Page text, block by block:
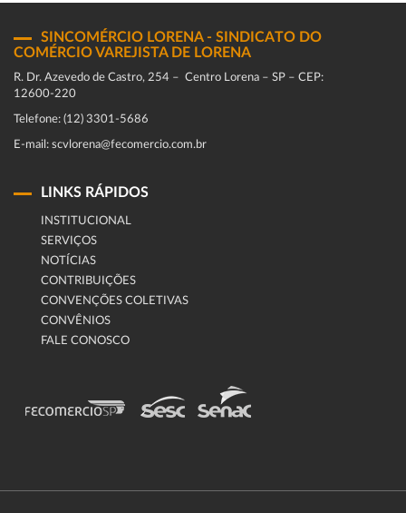
SINCOMÉRCIO LORENA - SINDICATO DO
COMÉRCIO VAREJISTA DE LORENA
R. Dr. Azevedo de Castro, 254 – Centro Lorena – SP – CEP:
12600-220
Telefone: (12) 3301-5686
E-mail: scvlorena@fecomercio.com.br
LINKS RÁPIDOS
INSTITUCIONAL
SERVIÇOS
NOTÍCIAS
CONTRIBUIÇÕES
CONVENÇÕES COLETIVAS
CONVÊNIOS
FALE CONOSCO